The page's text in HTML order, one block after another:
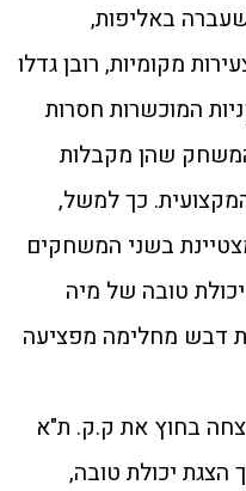
באליפות,
מקומיות, רובן גדלו
המוכשרות חסרות
המשחק שהן מקבלות
המקצועית. כך למשל,
בשני המשחקים
לצד יכולת טובה של מיה
דבש מחלימה מפציעה
בחוץ את ק.ק. ת"א
19:25; 11:25) תוך הצגת יכולת טובה,